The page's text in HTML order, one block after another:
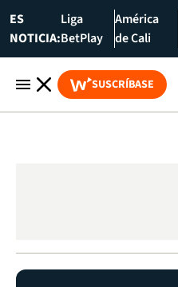
ES
NOTICIA:
Liga
BetPlay
América
de Cali
SUSCRÍBASE